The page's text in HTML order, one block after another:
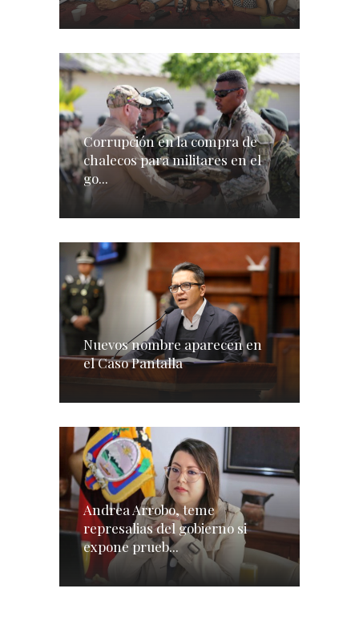
Corrupción en la compra de
chalecos para militares en el
go...
Nuevos nombre aparecen en
el Caso Pantalla
Andrea Arrobo, teme
represalias del gobierno si
expone prueb...